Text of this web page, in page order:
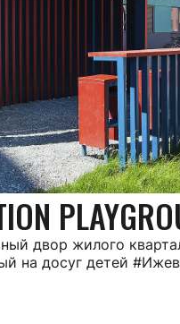
двор жилого
на досуг детей